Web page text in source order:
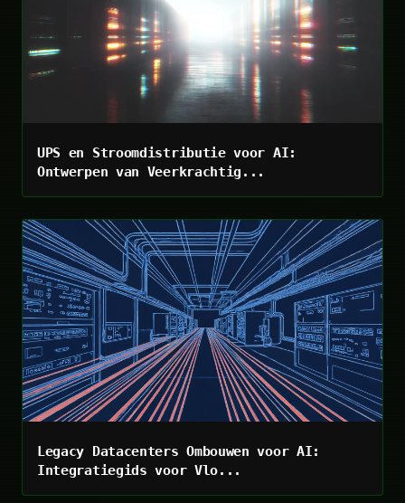
UPS en Stroomdistributie voor AI:
Ontwerpen van Veerkrachtig...
Legacy Datacenters Ombouwen voor AI:
Integratiegids voor Vlo...